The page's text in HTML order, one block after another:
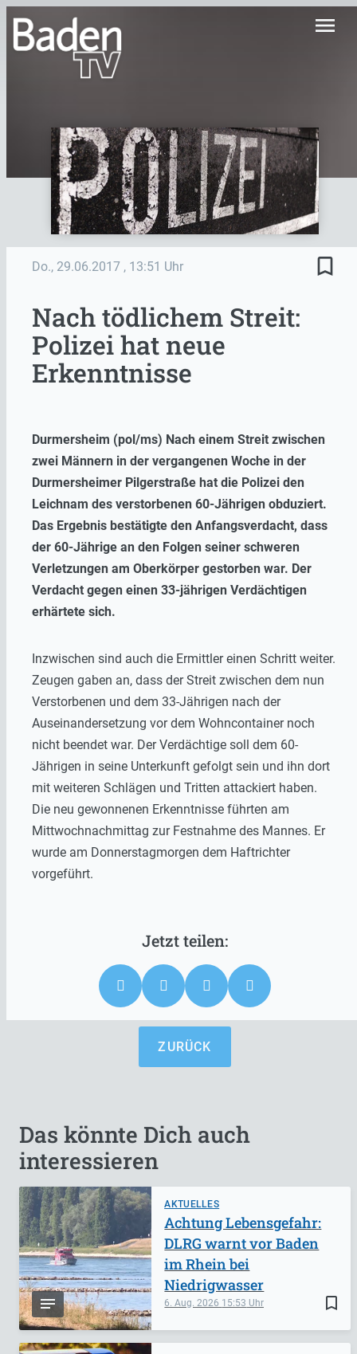
menu
Do., 29.06.2017 , 13:51 Uhr bookmark_border
Nach tödlichem Streit:
Polizei hat neue
Erkenntnisse
Durmersheim (pol/ms) Nach einem Streit zwischen
zwei Männern in der vergangenen Woche in der
Durmersheimer Pilgerstraße hat die Polizei den
Leichnam des verstorbenen 60-Jährigen obduziert.
Das Ergebnis bestätigte den Anfangsverdacht, dass
der 60-Jährige an den Folgen seiner schweren
Verletzungen am Oberkörper gestorben war. Der
Verdacht gegen einen 33-jährigen Verdächtigen
erhärtete sich.
Inzwischen sind auch die Ermittler einen Schritt weiter.
Zeugen gaben an, dass der Streit zwischen dem nun
Verstorbenen und dem 33-Jährigen nach der
Auseinandersetzung vor dem Wohncontainer noch
nicht beendet war. Der Verdächtige soll dem 60-
Jährigen in seine Unterkunft gefolgt sein und ihn dort
mit weiteren Schlägen und Tritten attackiert haben.
Die neu gewonnenen Erkenntnisse führten am
Mittwochnachmittag zur Festnahme des Mannes. Er
wurde am Donnerstagmorgen dem Haftrichter
vorgeführt.
ZURÜCK
Das könnte Dich auch
interessieren
AKTUELLES
bookmark_border
6. Aug. 2026 15:53
Achtung Lebensgefahr:
DLRG warnt vor Baden
im Rhein bei
Niedrigwasser